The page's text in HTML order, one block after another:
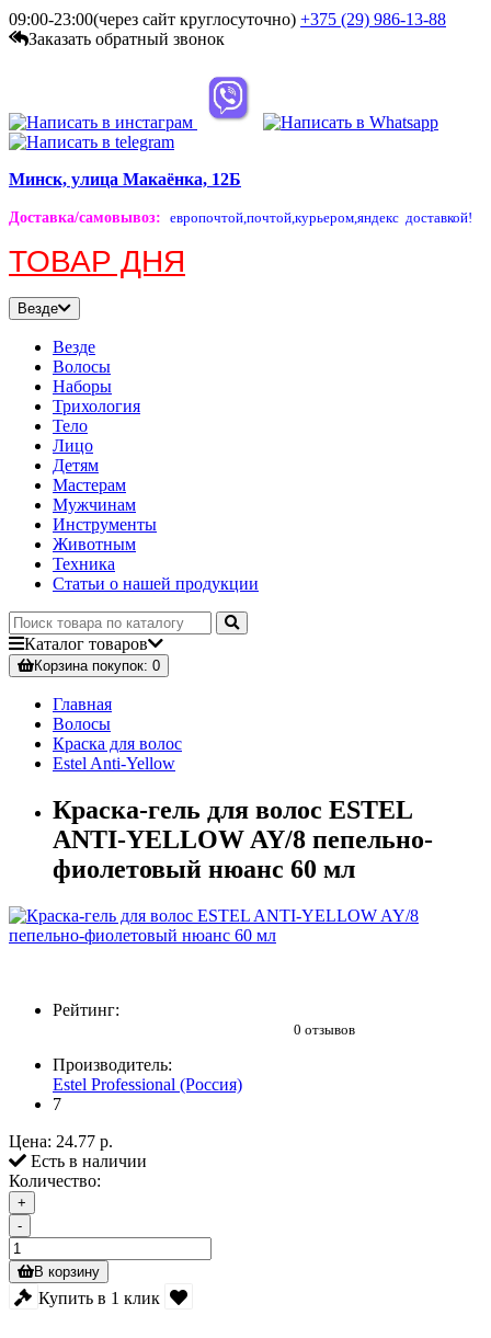
09:00-23:00(через сайт круглосуточно) +375 (29) 986-13-88
Заказать обратный звонок
Минск, улица Макаёнка, 12Б
Доставка/самовывоз: европочтой,почтой,курьером,яндекс доставкой!
ТОВАР ДНЯ
Везде
Везде
Волосы
Наборы
Трихология
Тело
Лицо
Детям
Мастерам
Мужчинам
Инструменты
Животным
Техника
Статьи о нашей продукции
Каталог товаров
Корзинапокупок: 0
Главная
Волосы
Краска для волос
Estel Anti-Yellow
Краска-гель для волос ESTEL
ANTI-YELLOW AY/8 пепельно-
фиолетовый нюанс 60 мл
Рейтинг:
0 отзывов
Производитель:
Estel Professional (Россия)
7
Цена: 24.77 р.
Есть в наличии
Количество:
+
-
В корзину
Купить в 1 клик